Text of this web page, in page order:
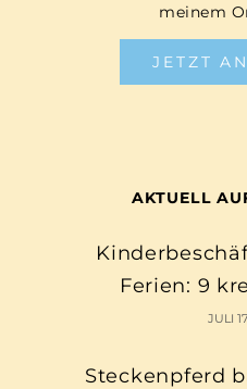
meinem
JETZT
AKTUELL
Ferien: 9
JULI
Steckenpferd